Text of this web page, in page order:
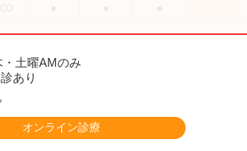
・土曜AMのみ
あり
オンライン診療